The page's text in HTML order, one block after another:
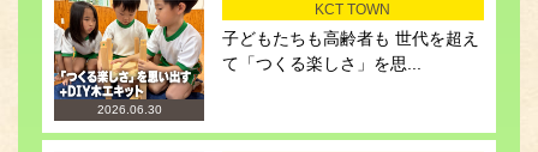
2026.06.30
KCT TOWN
子どもたちも高齢者も 世代を超え
て「つくる楽しさ」を思...